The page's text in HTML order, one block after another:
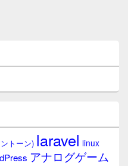
トーン) laravel linux
アナログゲーム